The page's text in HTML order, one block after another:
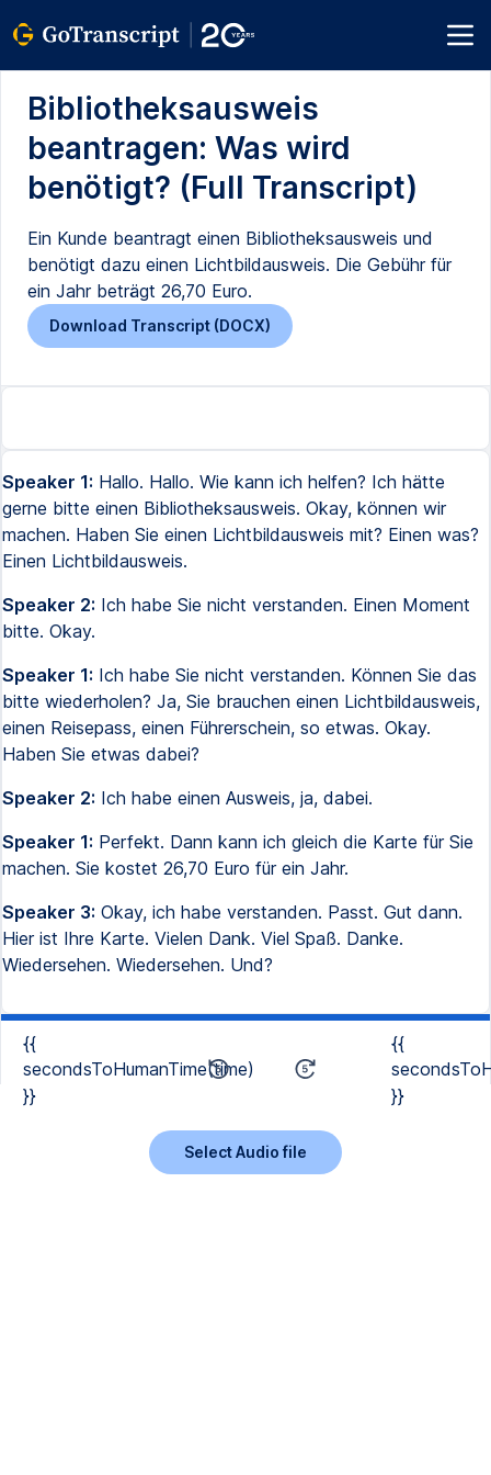
Bibliotheksausweis
beantragen: Was wird
benötigt? (Full Transcript)
Ein Kunde beantragt einen Bibliotheksausweis und
benötigt dazu einen Lichtbildausweis. Die Gebühr für
ein Jahr beträgt 26,70 Euro.
Download Transcript (DOCX)
Speaker 1: Hallo. Hallo. Wie kann ich helfen? Ich hätte
gerne bitte einen Bibliotheksausweis. Okay, können wir
machen. Haben Sie einen Lichtbildausweis mit? Einen was?
Einen Lichtbildausweis.
Speaker 2: Ich habe Sie nicht verstanden. Einen Moment
bitte. Okay.
Speaker 1: Ich habe Sie nicht verstanden. Können Sie das
bitte wiederholen? Ja, Sie brauchen einen Lichtbildausweis,
einen Reisepass, einen Führerschein, so etwas. Okay.
Haben Sie etwas dabei?
Speaker 2: Ich habe einen Ausweis, ja, dabei.
Speaker 1: Perfekt. Dann kann ich gleich die Karte für Sie
machen. Sie kostet 26,70 Euro für ein Jahr.
Speaker 3: Okay, ich habe verstanden. Passt. Gut dann.
Hier ist Ihre Karte. Vielen Dank. Viel Spaß. Danke.
Wiedersehen. Wiedersehen. Und?
{{
secondsToHumanTime(time)
}}
{{
}}
Select Audio file